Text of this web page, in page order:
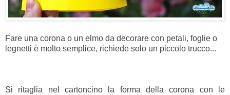
Fare una corona o un elmo da decorare con petali, foglie o
legnetti è molto semplice, richiede solo un piccolo trucco...
Si ritaglia nel cartoncino la forma della corona con le